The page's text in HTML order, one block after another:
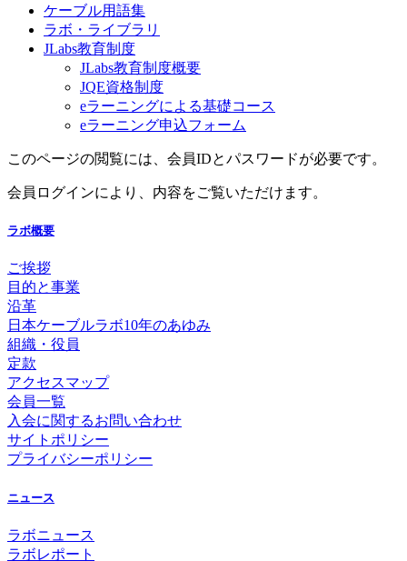
ケーブル用語集
ラボ・ライブラリ
JLabs教育制度
JLabs教育制度概要
JQE資格制度
eラーニングによる基礎コース
eラーニング申込フォーム
このページの閲覧には、会員IDとパスワードが必要です。
会員ログインにより、内容をご覧いただけます。
ラボ概要
ご挨拶
目的と事業
沿革
日本ケーブルラボ10年のあゆみ
組織・役員
定款
アクセスマップ
会員一覧
入会に関するお問い合わせ
サイトポリシー
プライバシーポリシー
ニュース
ラボニュース
ラボレポート